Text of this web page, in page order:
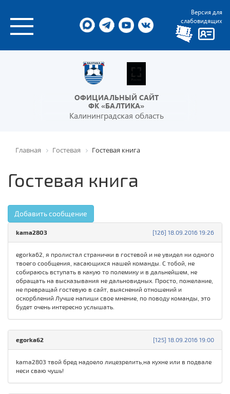
Версия для
слабовидящих
ОФИЦИАЛЬНЫЙ САЙТ
ФК «БАЛТИКА»
Калининградская область
Главная Гостевая Гостевая книга
Гостевая книга
Добавить сообщение
[126] 18.09.2016 19:26
kama2803
egorka62, я пролистал странички в гостевой и не увидел ни одного
твоего сообщения, касающихся нашей команды. С тобой, не
собираюсь вступать в какую то полемику и в дальнейшем, не
обращать на высказывания не дальновидных. Просто, пожелание,
не превращай гостевую в сайт, выяснений отношений и
оскорблений Лучше напиши свое мнение, по поводу команды, это
будет очень интересно услышать.
[125] 18.09.2016 19:00
egorka62
kama2803 твой бред надоело лицезрелить,на кухне или в подвале
неси сваю чушь!